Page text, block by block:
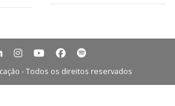
- Todos os direitos reservados